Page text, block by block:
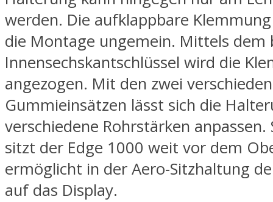
werden. Die aufklappbare
die Montage ungemein. Mittels dem
Innensechskantschlüssel wird die
angezogen. Mit den zwei
Gummieinsätzen lässt sich die
verschiedene Rohrstärken
sitzt der Edge 1000 weit vor dem
ermöglicht in der Aero-Sitzhaltung
auf das Display.